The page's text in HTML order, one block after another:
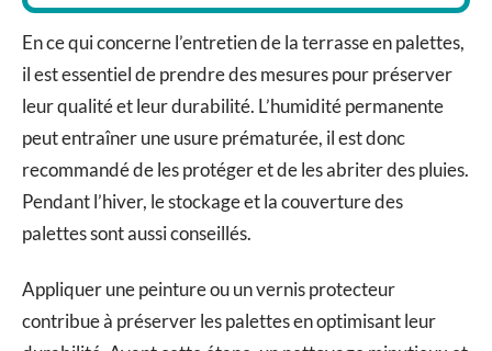
En ce qui concerne l’entretien de la terrasse en palettes,
il est essentiel de prendre des mesures pour préserver
leur qualité et leur durabilité. L’humidité permanente
peut entraîner une usure prématurée, il est donc
recommandé de les protéger et de les abriter des pluies.
Pendant l’hiver, le stockage et la couverture des
palettes sont aussi conseillés.
Appliquer une peinture ou un vernis protecteur
contribue à préserver les palettes en optimisant leur